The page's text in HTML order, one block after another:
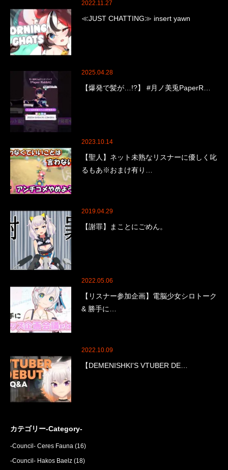
2022.11.27
≪JUST CHATTING≫ insert yawn
2025.04.28
【爆発で髪が…!?】 #月ノ美兎PaperR…
2023.10.14
【聖人】ネット未熟なリスナーに優しく叱
るもあ※おまけ有り…
2019.04.29
【謝罪】まことにごめん。
2022.05.06
【リスナー参加企画】電脳少女シロトーク
& 勝手に…
2022.10.09
【DEMENISHKI'S VTUBER DE…
カテゴリー-Category-
-Council- Ceres Fauna (16)
-Council- Hakos Baelz (18)